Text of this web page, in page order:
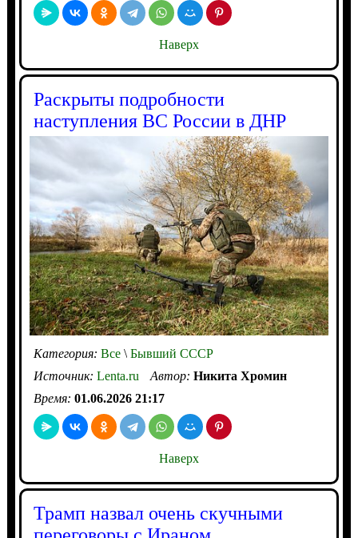
Наверх
Раскрыты подробности
наступления ВС России в ДНР
Категория: Все\Бывший СССР
Источник: Lenta.ru Автор: Никита Хромин
Время: 01.06.2026 21:17
Наверх
Трамп назвал очень скучными